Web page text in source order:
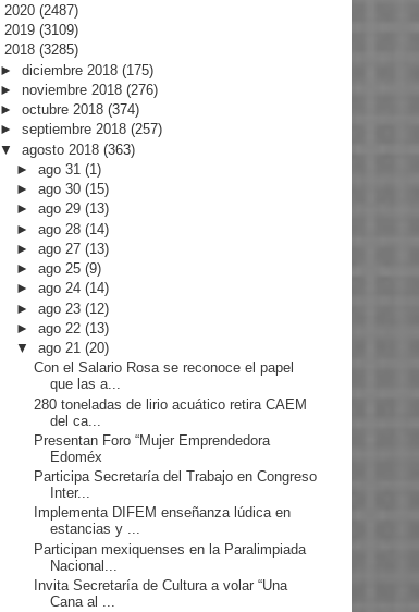
2020 (2487)
2019 (3109)
2018 (3285)
► diciembre 2018 (175)
► noviembre 2018 (276)
► octubre 2018 (374)
► septiembre 2018 (257)
▼ agosto 2018 (363)
►ago 31(1)
►ago 30(15)
►ago 29(13)
►ago 28(14)
►ago 27(13)
►ago 25(9)
►ago 24(14)
►ago 23(12)
►ago 22(13)
▼ago 21(20)
Con el Salario Rosa se reconoce el papel
que las a...
280 toneladas de lirio acuático retira CAEM
del ca...
Presentan Foro “Mujer Emprendedora
Edoméx
Participa Secretaría del Trabajo en Congreso
Inter...
Implementa DIFEM enseñanza lúdica en
estancias y ...
Participan mexiquenses en la Paralimpiada
Nacional...
Invita Secretaría de Cultura a volar “Una
Cana al ...